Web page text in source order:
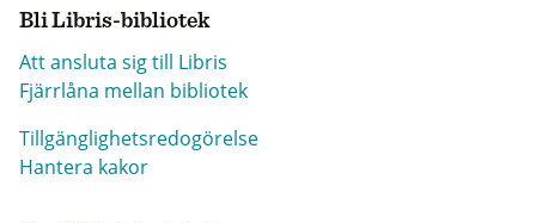
Bli Libris-bibliotek
Att ansluta sig till Libris
Fjärrlåna mellan bibliotek
Tillgänglighetsredogörelse
Hantera kakor